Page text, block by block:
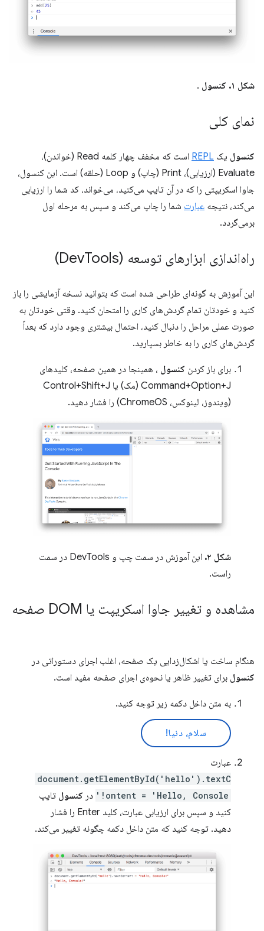
شکل ۱. کنسول .
نمای کلی
کنسول یک REPL
است که مخفف چهار کلمه Read (خواندن)،
Evaluate (ارزیابی)، Print (چاپ) و Loop (حلقه) است. این کنسول،
جاوا اسکریپتی را که در آن تایپ می‌کنید، می‌خواند، کد شما را ارزیابی
می‌کند، نتیجه عبارت شما را چاپ می‌کند و سپس به مرحله اول
برمی‌گردد.
راه‌اندازی ابزارهای توسعه (DevTools)
این آموزش به گونه‌ای طراحی شده است که بتوانید نسخه آزمایشی را باز
کنید و خودتان تمام گردش‌های کاری را امتحان کنید. وقتی خودتان به
صورت عملی مراحل را دنبال کنید، احتمال بیشتری وجود دارد که بعداً
گردش‌های کاری را به خاطر بسپارید.
برای باز کردن کنسول ، همینجا در همین صفحه، کلیدهای
Command+Option+J (مک) یا Control+Shift+J
(ویندوز، لینوکس، ChromeOS) را فشار دهید.
شکل ۲.
این آموزش در سمت چپ و DevTools در سمت
راست.
مشاهده و تغییر جاوا اسکریپت یا DOM صفحه
هنگام ساخت یا اشکال‌زدایی یک صفحه، اغلب اجرای دستوراتی در
کنسول برای تغییر ظاهر یا نحوه‌ی اجرای صفحه مفید است.
به متن داخل دکمه زیر توجه کنید.
سلام، دنیا!
عبارت
document.getElementById('hello').textC
ontent = 'Hello, Console!'
در کنسول تایپ
کنید و سپس برای ارزیابی عبارت، کلید Enter را فشار
دهید. توجه کنید که متن داخل دکمه چگونه تغییر می‌کند.